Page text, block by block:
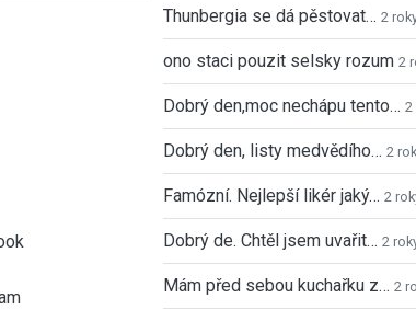
Thunbergia se dá pěstovat… 2
ono staci pouzit selsky rozum 2
Dobrý den,moc nechápu tento… 2
Dobrý den, listy medvědího… 2
Famózní. Nejlepší likér jaký… 2
Dobrý de. Chtěl jsem uvařit… 2
Mám před sebou kuchařku z… 2